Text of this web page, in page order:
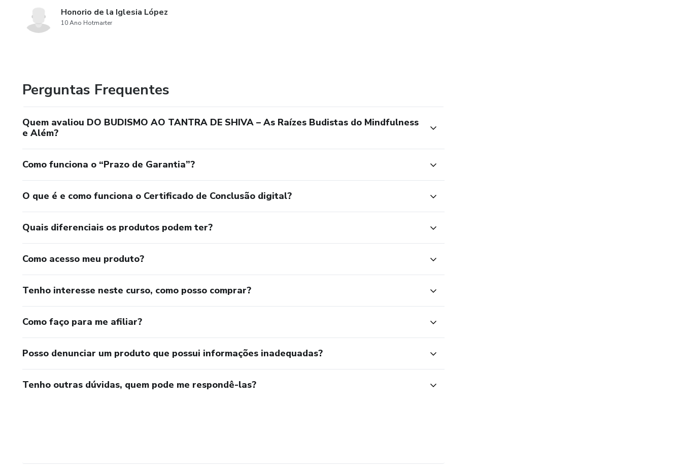
desenvolvimento humano que se conhece, o Tantra, que influenciou tanto o budismo como
o Yoga.
7. Dharma: a natureza do ser humano. Os chakras Muladhara e Svadhistana
8. Ashtaunga Yoga. Manipura e Anahata chakra, o centro da compaixão
9. As Camadas da Mente Humana. Vishudda e Ajina Chakra
Junto com o vídeo da cada sessão tem um áudio de uma prática de meditação. São 10
praticas para experimentar. A partir da 5ª sessão tem também um PDF aprofundando nas
praticas. Importante estudar e aplicar no dia para realmente experimentar os benefícios do
Pode estudar o curso a vontade, quando tiver tempo, mas se recomenda assistir a uma
sessão por semana para refletir e assimilar com calma os conteúdos. Teremos uma área
de membros onde pode deixar suas perguntas e/ou comentários sobe o curso, e onde
Honorio de la Iglesia López
10 Ano Hotmarter
Perguntas Frequentes
Quem avaliou DO BUDISMO AO TANTRA DE SHIVA – As Raízes Budistas do Mindfulness
e Além?
Como funciona o “Prazo de Garantia”?
O que é e como funciona o Certificado de Conclusão digital?
Quais diferenciais os produtos podem ter?
Como acesso meu produto?
Tenho interesse neste curso, como posso comprar?
Como faço para me afiliar?
Posso denunciar um produto que possui informações inadequadas?
Tenho outras dúvidas, quem pode me respondê-las?